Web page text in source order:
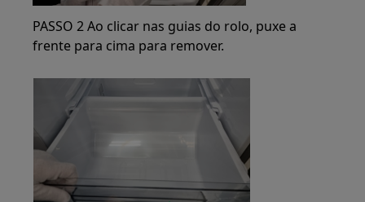
PASSO 2 Ao clicar nas guias do rolo, puxe a
frente para cima para remover.